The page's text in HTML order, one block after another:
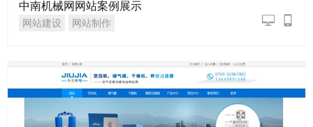
中南机械网网站案例展示
网站建设 网站制作